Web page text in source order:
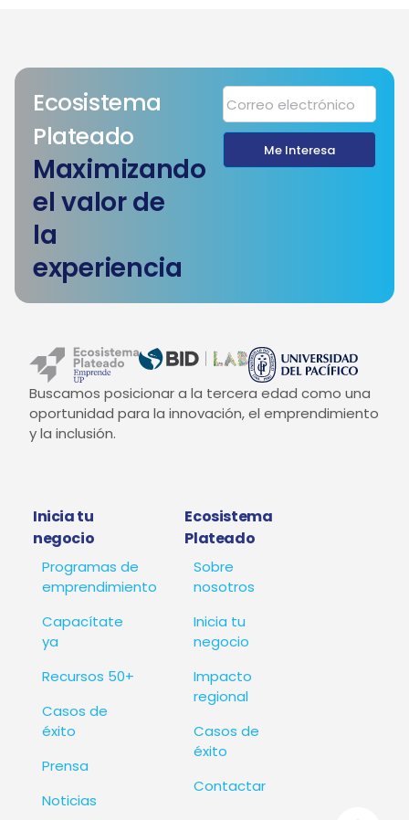
Ecosistema
Plateado
Maximizando
el valor de
la
experiencia
Me Interesa
Buscamos posicionar a la tercera edad como una
oportunidad para la innovación, el emprendimiento
y la inclusión.
Inicia tu
negocio
Programas de
emprendimiento
Capacítate
ya
Recursos 50+
Casos de
éxito
Prensa
Noticias
Ecosistema
Plateado
Sobre
nosotros
Inicia tu
negocio
Impacto
regional
Casos de
éxito
Contactar